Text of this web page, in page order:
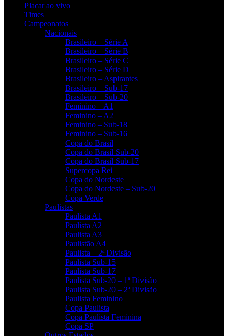
Placar ao vivo
Times
Campeonatos
Nacionais
Brasileiro – Série A
Brasileiro – Série B
Brasileiro – Série C
Brasileiro – Série D
Brasileiro – Aspirantes
Brasileiro – Sub-17
Brasileiro – Sub-20
Feminino – A1
Feminino – A2
Feminino – Sub-18
Feminino – Sub-16
Copa do Brasil
Copa do Brasil Sub-20
Copa do Brasil Sub-17
Supercopa Rei
Copa do Nordeste
Copa do Nordeste – Sub-20
Copa Verde
Paulistas
Paulista A1
Paulista A2
Paulista A3
Paulistão A4
Paulista – 2ª Divisão
Paulista Sub-15
Paulista Sub-17
Paulista Sub-20 – 1ª Divisão
Paulista Sub-20 – 2ª Divisão
Paulista Feminino
Copa Paulista
Copa Paulista Feminina
Copa SP